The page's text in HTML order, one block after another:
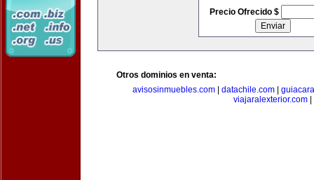
Precio Ofrecido $
Otros dominios en venta:
avisosinmuebles.com
datachile.com
viajaralexterior.com